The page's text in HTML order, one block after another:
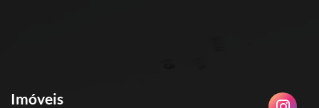
Imóveis